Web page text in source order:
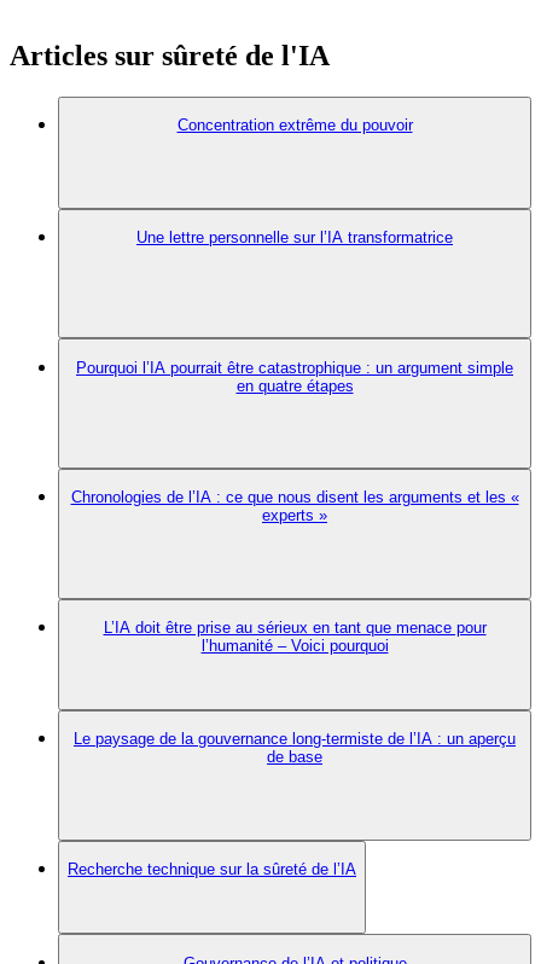
Articles sur sûreté de l'IA
Concentration extrême du pouvoir
Une lettre personnelle sur l’IA transformatrice
Pourquoi l’IA pourrait être catastrophique : un argument simple
en quatre étapes
Chronologies de l’IA : ce que nous disent les arguments et les «
experts »
L’IA doit être prise au sérieux en tant que menace pour
l’humanité – Voici pourquoi
Le paysage de la gouvernance long-termiste de l’IA : un aperçu
de base
Recherche technique sur la sûreté de l’IA